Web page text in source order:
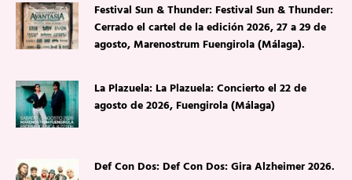
Festival Sun & Thunder: Festival Sun & Thunder:
Cerrado el cartel de la edición 2026, 27 a 29 de
agosto, Marenostrum Fuengirola (Málaga).
La Plazuela: La Plazuela: Concierto el 22 de
agosto de 2026, Fuengirola (Málaga)
Def Con Dos: Def Con Dos: Gira Alzheimer 2026.